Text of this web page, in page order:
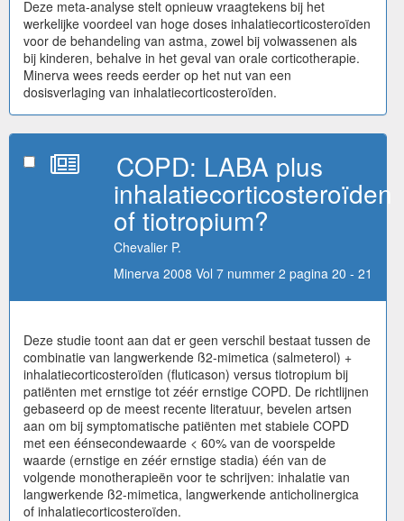
Deze meta-analyse stelt opnieuw vraagtekens bij het
werkelijke voordeel van hoge doses inhalatiecorticosteroïden
voor de behandeling van astma, zowel bij volwassenen als
bij kinderen, behalve in het geval van orale corticotherapie.
Minerva wees reeds eerder op het nut van een
dosisverlaging van inhalatiecorticosteroïden.
COPD: LABA plus
inhalatiecorticosteroïden
of tiotropium?
Chevalier P.
Minerva 2008 Vol 7 nummer 2 pagina 20 - 21
Deze studie toont aan dat er geen verschil bestaat tussen de
combinatie van langwerkende ß2-mimetica (salmeterol) +
inhalatiecorticosteroïden (fluticason) versus tiotropium bij
patiënten met ernstige tot zéér ernstige COPD. De richtlijnen
gebaseerd op de meest recente literatuur, bevelen artsen
aan om bij symptomatische patiënten met stabiele COPD
met een éénsecondewaarde < 60% van de voorspelde
waarde (ernstige en zéér ernstige stadia) één van de
volgende monotherapieën voor te schrijven: inhalatie van
langwerkende ß2-mimetica, langwerkende anticholinergica
of inhalatiecorticosteroïden.